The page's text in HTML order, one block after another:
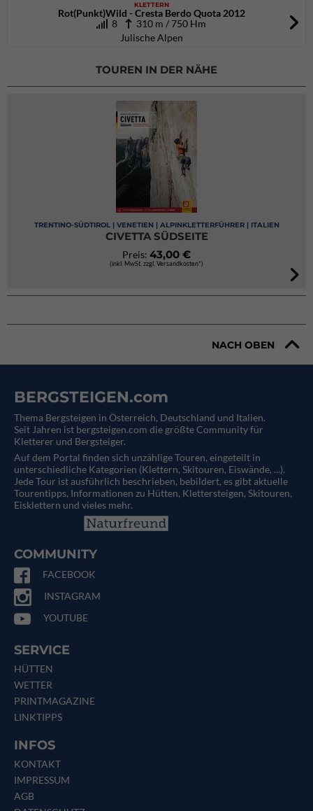
KLETTERN
Rot(Punkt)Wild - Cresta Berdo Quota 2012
8
310 m / 750 Hm
Julische Alpen
TOUREN IN DER NÄHE
TRENTINO-SÜDTIROL | VENETIEN | ALPINKLETTERFÜHRER | ITALIEN
CIVETTA SÜDSEITE
Preis: 43,00 €
(inkl. MwSt. zzgl. Versandkosten*)
NACH OBEN
BERGSTEIGEN.com
Thema Bergsteigen in Österreich, Deutschland und Italien.
Seit Jahren ist bergsteigen.com die größte Community für
Kletterer und Bergsteiger.
Auf dem Portal finden sich unzählige Touren, eingeteilt in
unterschiedliche Kategorien (Klettern, Skitouren, Eiswände, ...).
Jede Tour ist ausführlich beschrieben, bebildert, es gibt aktuelle
Tourentipps, Informationen zu Hütten, Klettersteigen, Skitouren,
Eisklettern und vieles mehr.
COMMUNITY
FACEBOOK
INSTAGRAM
YOUTUBE
SERVICE
HÜTTEN
WETTER
PRINTMAGAZINE
LINKTIPPS
INFOS
KONTAKT
IMPRESSUM
AGB